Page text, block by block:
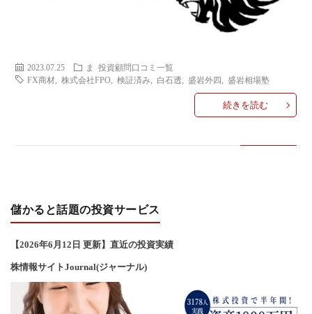
2023.07.25 ま
投資顧問口コミ一覧
FX商材 ,株式会社FPO ,検証済み 白石透 ,盛岩外四 ,盛岩相場塾
続きを読む
儲かると話題の投資サービス
【2026年6 月12 日 更新】直近の投資実績
株情報サイトJournal(ジャーナル)